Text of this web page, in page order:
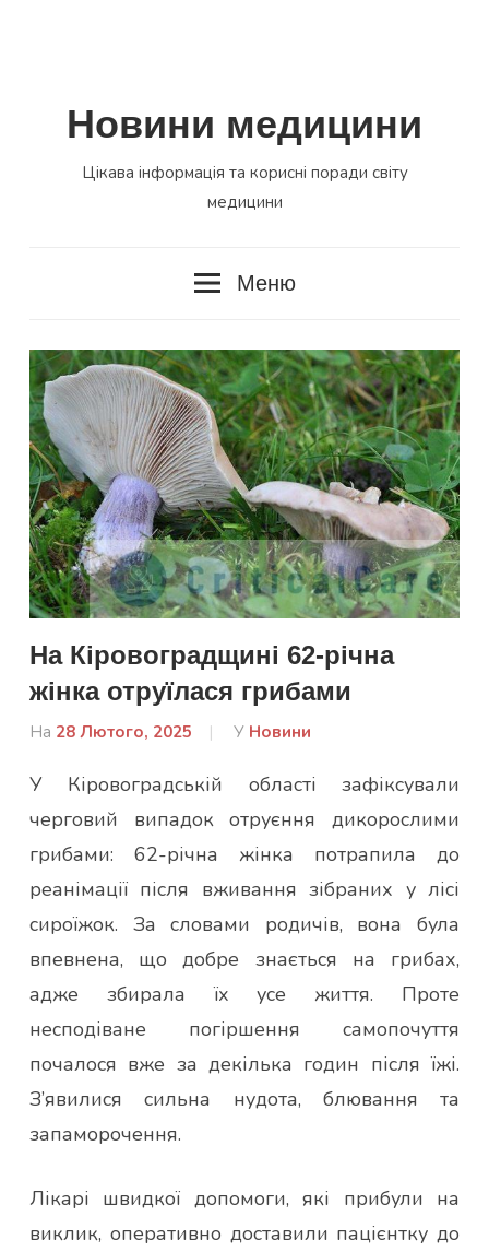
Новини медицини
Цікава інформація та корисні поради світу
медицини
Меню
На Кіровоградщині 62-річна
жінка отруїлася грибами
На 28 Лютого, 2025
Від
У Новини
У Кіровоградській області зафіксували
черговий випадок отруєння дикорослими
грибами: 62-річна жінка потрапила до
реанімації після вживання зібраних у лісі
сироїжок. За словами родичів, вона була
впевнена, що добре знається на грибах,
адже збирала їх усе життя. Проте
несподіване погіршення самопочуття
почалося вже за декілька годин після їжі.
З’явилися сильна нудота, блювання та
запаморочення.
Лікарі швидкої допомоги, які прибули на
виклик, оперативно доставили пацієнтку до